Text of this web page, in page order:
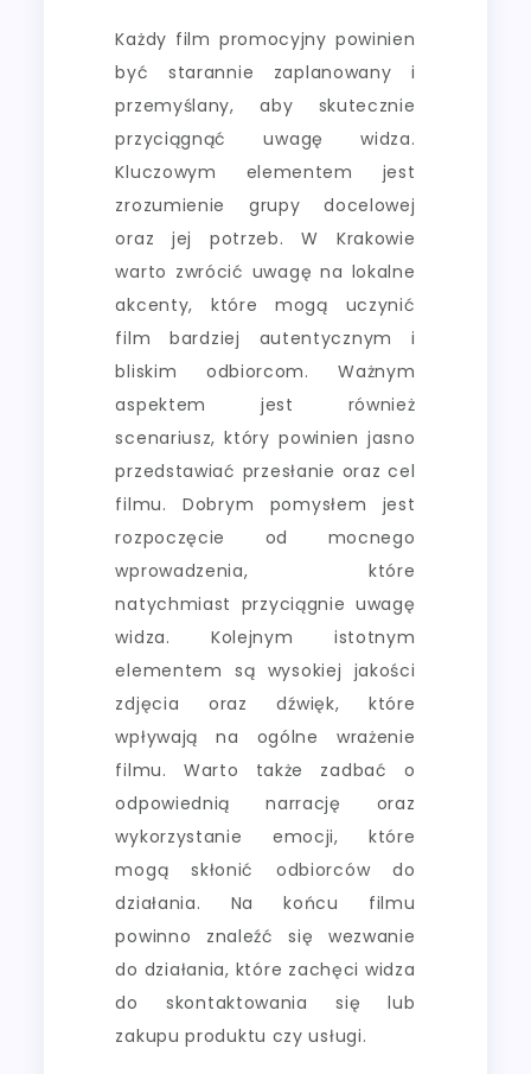
Każdy film promocyjny powinien
być starannie zaplanowany i
przemyślany, aby skutecznie
przyciągnąć uwagę widza.
Kluczowym elementem jest
zrozumienie grupy docelowej
oraz jej potrzeb. W Krakowie
warto zwrócić uwagę na lokalne
akcenty, które mogą uczynić
film bardziej autentycznym i
bliskim odbiorcom. Ważnym
aspektem jest również
scenariusz, który powinien jasno
przedstawiać przesłanie oraz cel
filmu. Dobrym pomysłem jest
rozpoczęcie od mocnego
wprowadzenia, które
natychmiast przyciągnie uwagę
widza. Kolejnym istotnym
elementem są wysokiej jakości
zdjęcia oraz dźwięk, które
wpływają na ogólne wrażenie
filmu. Warto także zadbać o
odpowiednią narrację oraz
wykorzystanie emocji, które
mogą skłonić odbiorców do
działania. Na końcu filmu
powinno znaleźć się wezwanie
do działania, które zachęci widza
do skontaktowania się lub
zakupu produktu czy usługi.